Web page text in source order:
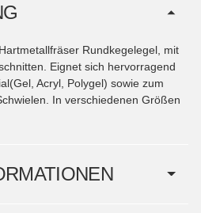
Rundkegelegel, mit
Eignet sich hervorragend
Acryl, Polygel) sowie zum
In verschiedenen Größen